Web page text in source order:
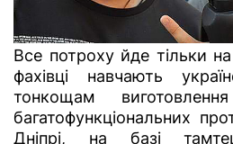
Все потроху йде тільки
фахівці навчають
тонкощам
багатофункціональних
Дніпрі, на базі